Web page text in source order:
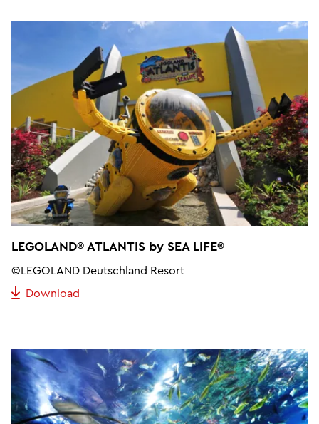
LEGOLAND® ATLANTIS by SEA LIFE®
©LEGOLAND Deutschland Resort
Download